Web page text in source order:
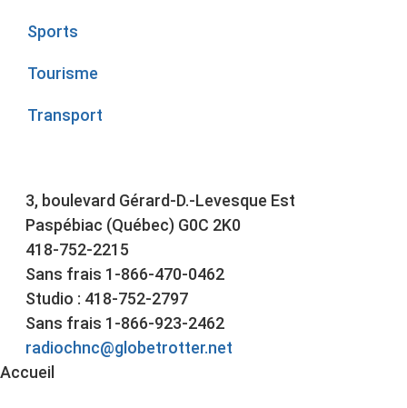
Sports
Tourisme
Transport
3, boulevard Gérard-D.-Levesque Est
Paspébiac (Québec) G0C 2K0
418-752-2215
Sans frais 1-866-470-0462
Studio : 418-752-2797
Sans frais 1-866-923-2462
radiochnc@globetrotter.net
Accueil